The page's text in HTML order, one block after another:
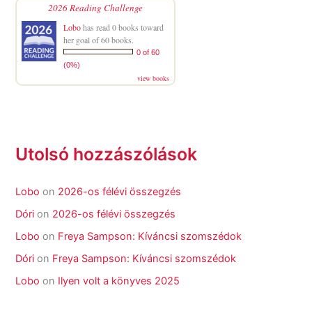
2026 Reading Challenge
Lobohas read 0 books toward
her goal of 60 books.
0 of 60
(0%)
view books
Utolsó hozzászólások
Lobo on 2026-os félévi összegzés
Dóri on 2026-os félévi összegzés
Lobo on Freya Sampson: Kíváncsi szomszédok
Dóri on Freya Sampson: Kíváncsi szomszédok
Lobo on Ilyen volt a könyves 2025